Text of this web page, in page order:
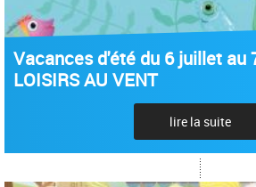
Vacances d'été du 6 juillet au
LOISIRS AU VENT
lire la suite